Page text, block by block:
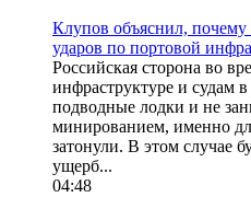
Клупов объяснил, почему
ударов по портовой
Российская сторона во
инфраструктуре и судам
подводные лодки и не
минированием, именно
затонули. В этом случае
ущерб...
04:48